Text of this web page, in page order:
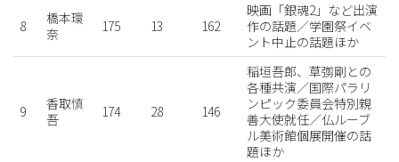
8
橋本環
奈
175 13 162
映画「銀魂2」など出演
作の話題／学園祭イベ
ント中止の話題ほか
9
香取慎
吾
174 28 146
稲垣吾郎、草彅剛との
各種共演／国際パラリ
ンピック委員会特別親
善大使就任／仏ルーブ
ル美術館個展開催の話
題ほか